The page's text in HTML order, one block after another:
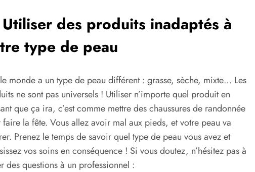
des produits inadaptés à
type de peau
monde a un type de peau différent : grasse, sèche, mixte… Les
ne sont pas universels ! Utiliser n’importe quel produit en
que ça ira, c’est comme mettre des chaussures de randonnée
faire la fête. Vous allez avoir mal aux pieds, et votre peau va
Prenez le temps de savoir quel type de peau vous avez et
vos soins en conséquence ! Si vous doutez, n’hésitez pas à
des questions à un professionnel :